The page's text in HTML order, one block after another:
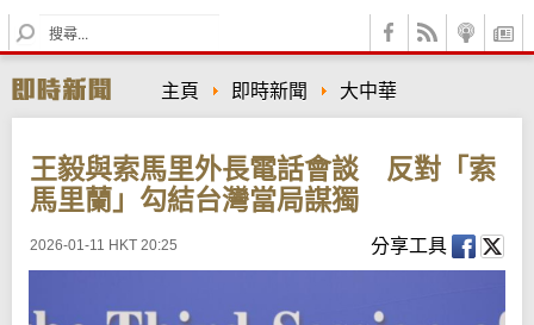
S
e
r
c
主頁 即時新聞 大中華
王毅與索馬里外長電話會談 反對「索
馬里蘭」勾結台灣當局謀獨
2026-01-11 HKT 20:25 分享工具